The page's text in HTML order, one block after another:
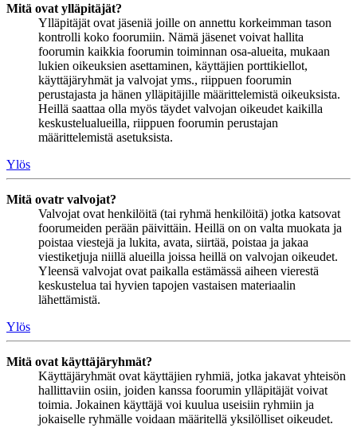
Mitä ovat ylläpitäjät?
Ylläpitäjät ovat jäseniä joille on annettu korkeimman tason
kontrolli koko foorumiin. Nämä jäsenet voivat hallita
foorumin kaikkia foorumin toiminnan osa-alueita, mukaan
lukien oikeuksien asettaminen, käyttäjien porttikiellot,
käyttäjäryhmät ja valvojat yms., riippuen foorumin
perustajasta ja hänen ylläpitäjille määrittelemistä oikeuksista.
Heillä saattaa olla myös täydet valvojan oikeudet kaikilla
keskustelualueilla, riippuen foorumin perustajan
määrittelemistä asetuksista.
Ylös
Mitä ovatr valvojat?
Valvojat ovat henkilöitä (tai ryhmä henkilöitä) jotka katsovat
foorumeiden perään päivittäin. Heillä on on valta muokata ja
poistaa viestejä ja lukita, avata, siirtää, poistaa ja jakaa
viestiketjuja niillä alueilla joissa heillä on valvojan oikeudet.
Yleensä valvojat ovat paikalla estämässä aiheen vierestä
keskustelua tai hyvien tapojen vastaisen materiaalin
lähettämistä.
Ylös
Mitä ovat käyttäjäryhmät?
Käyttäjäryhmät ovat käyttäjien ryhmiä, jotka jakavat yhteisön
hallittaviin osiin, joiden kanssa foorumin ylläpitäjät voivat
toimia. Jokainen käyttäjä voi kuulua useisiin ryhmiin ja
jokaiselle ryhmälle voidaan määritellä yksilölliset oikeudet.